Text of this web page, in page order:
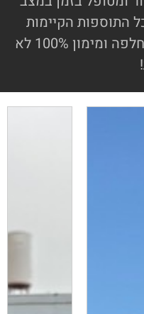
התוספות הקיימות
מתחייב בבדיקה! אפשרות החלפה ומימון 100% לא